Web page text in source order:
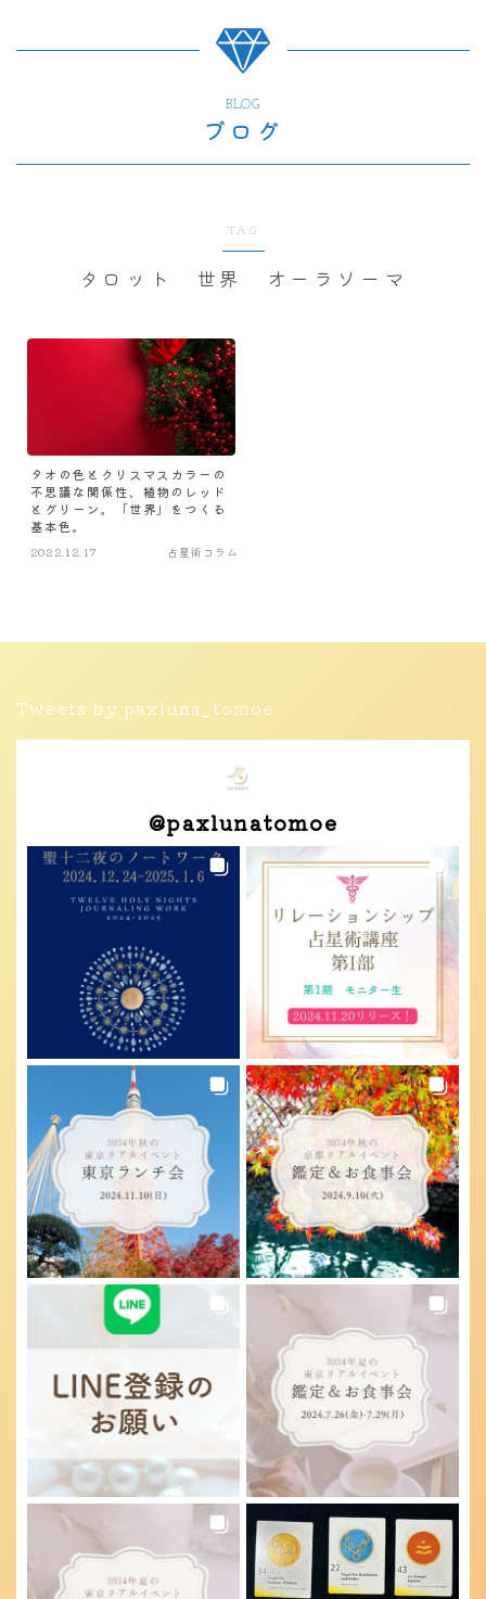
BLOG
ブログ
TAG
タロット 世界 オーラソーマ
タオの色とクリスマスカラーの
不思議な関係性、植物のレッド
とグリーン。「世界」をつくる
基本色。
2022.12.17 占星術コラム
Tweets by paxluna_tomoe
@paxlunatomoe